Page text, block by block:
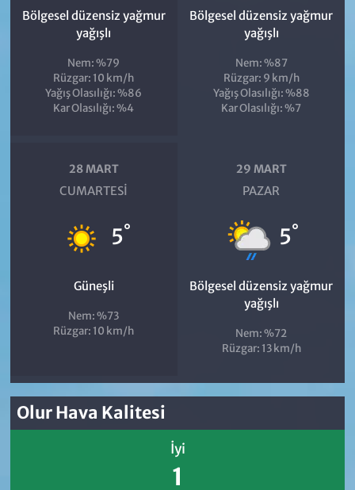
Bölgesel düzensiz yağmur
yağışlı
Nem: %79
Rüzgar: 10 km/h
Yağış Olasılığı: %86
Kar Olasılığı: %4
Bölgesel düzensiz yağmur
yağışlı
Nem: %87
Rüzgar: 9 km/h
Yağış Olasılığı: %88
Kar Olasılığı: %7
28 MART
CUMARTESI
5°
Güneşli
Nem: %73
Rüzgar: 10 km/h
29 MART
PAZAR
5°
Bölgesel düzensiz yağmur
yağışlı
Nem: %72
Rüzgar: 13 km/h
Olur Hava Kalitesi
İyi
1